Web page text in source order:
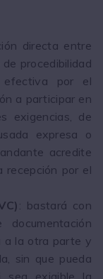
directa entre
procedibilidad
por el
a participar en
exigencias, de
expresa o
acredite
por el
: bastará con
a la otra parte y
sin que pueda
sea exigible la